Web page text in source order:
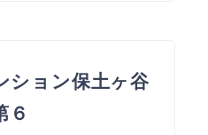
ション保土ヶ谷
６